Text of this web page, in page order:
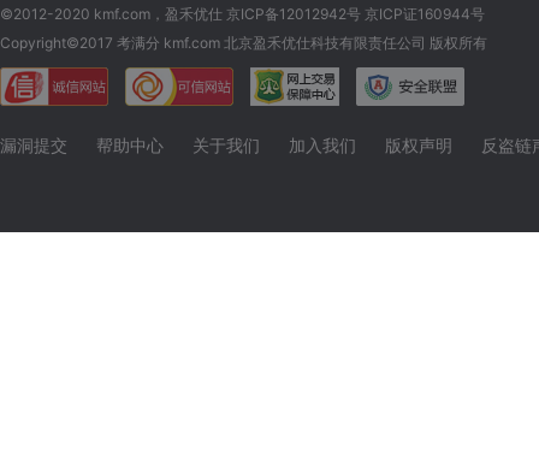
©2012-2020 kmf.com，盈禾优仕 京ICP备12012942号 京ICP证160944号
Copyright©2017 考满分 kmf.com 北京盈禾优仕科技有限责任公司 版权所有
漏洞提交 帮助中心 关于我们 加入我们 版权声明 反盗链